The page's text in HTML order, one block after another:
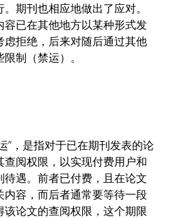
期刊也相应地做出了应对。
容已在其他地方以某种形式发
虑拒绝，后来对随后通过其他
制（禁运）。
”，是指对于已在期刊发表的论
阅权限，以实现付费用户和
待遇。前者已付费，且在论文
内容，而后者通常要等待一段
该论文的查阅权限，这个期限